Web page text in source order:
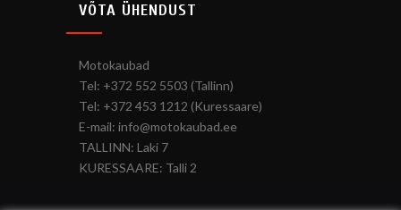
VÕTA ÜHENDUST
Motokaubad
Tel: +372 552 5503 (Tallinn)
Tel: +372 453 1212 (Kuressaare)
E-mail: info@motokaubad.ee
TALLINN: Laki 7
KURESSAARE: Talli 2